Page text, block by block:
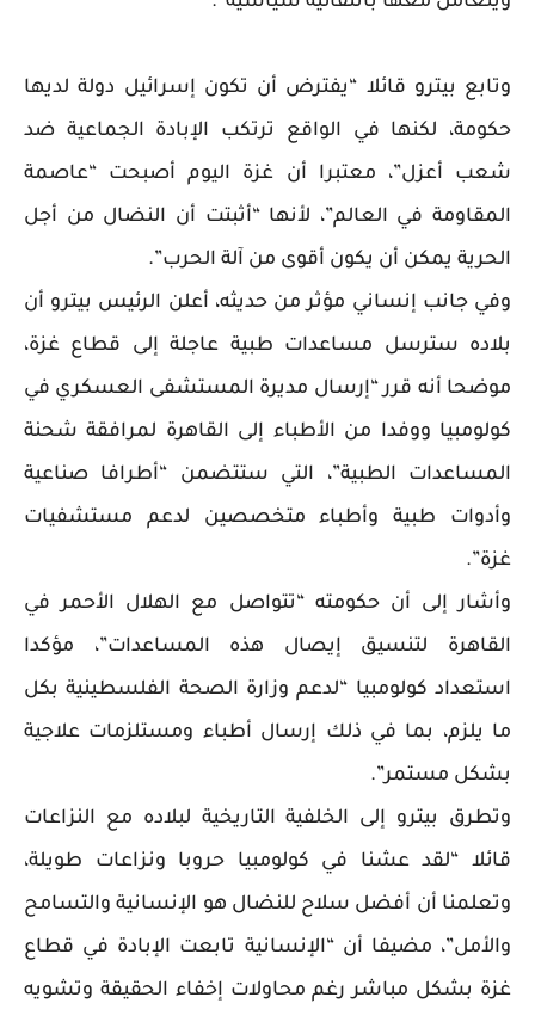
وتابع بيترو قائلا “يفترض أن تكون إسرائيل دولة لديها
حكومة، لكنها في الواقع ترتكب الإبادة الجماعية ضد
شعب أعزل”، معتبرا أن غزة اليوم أصبحت “عاصمة
المقاومة في العالم”، لأنها “أثبتت أن النضال من أجل
الحرية يمكن أن يكون أقوى من آلة الحرب”.
وفي جانب إنساني مؤثر من حديثه، أعلن الرئيس بيترو أن
بلاده سترسل مساعدات طبية عاجلة إلى قطاع غزة،
موضحا أنه قرر “إرسال مديرة المستشفى العسكري في
كولومبيا ووفدا من الأطباء إلى القاهرة لمرافقة شحنة
المساعدات الطبية”، التي ستتضمن “أطرافا صناعية
وأدوات طبية وأطباء متخصصين لدعم مستشفيات
غزة”.
وأشار إلى أن حكومته “تتواصل مع الهلال الأحمر في
القاهرة لتنسيق إيصال هذه المساعدات”، مؤكدا
استعداد كولومبيا “لدعم وزارة الصحة الفلسطينية بكل
ما يلزم، بما في ذلك إرسال أطباء ومستلزمات علاجية
بشكل مستمر”.
وتطرق بيترو إلى الخلفية التاريخية لبلاده مع النزاعات
قائلا “لقد عشنا في كولومبيا حروبا ونزاعات طويلة،
وتعلمنا أن أفضل سلاح للنضال هو الإنسانية والتسامح
والأمل”، مضيفا أن “الإنسانية تابعت الإبادة في قطاع
غزة بشكل مباشر رغم محاولات إخفاء الحقيقة وتشويه